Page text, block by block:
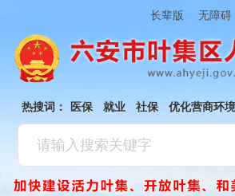
长辈版 无障碍
热搜词： 医保 就业 社保 优化营商环境